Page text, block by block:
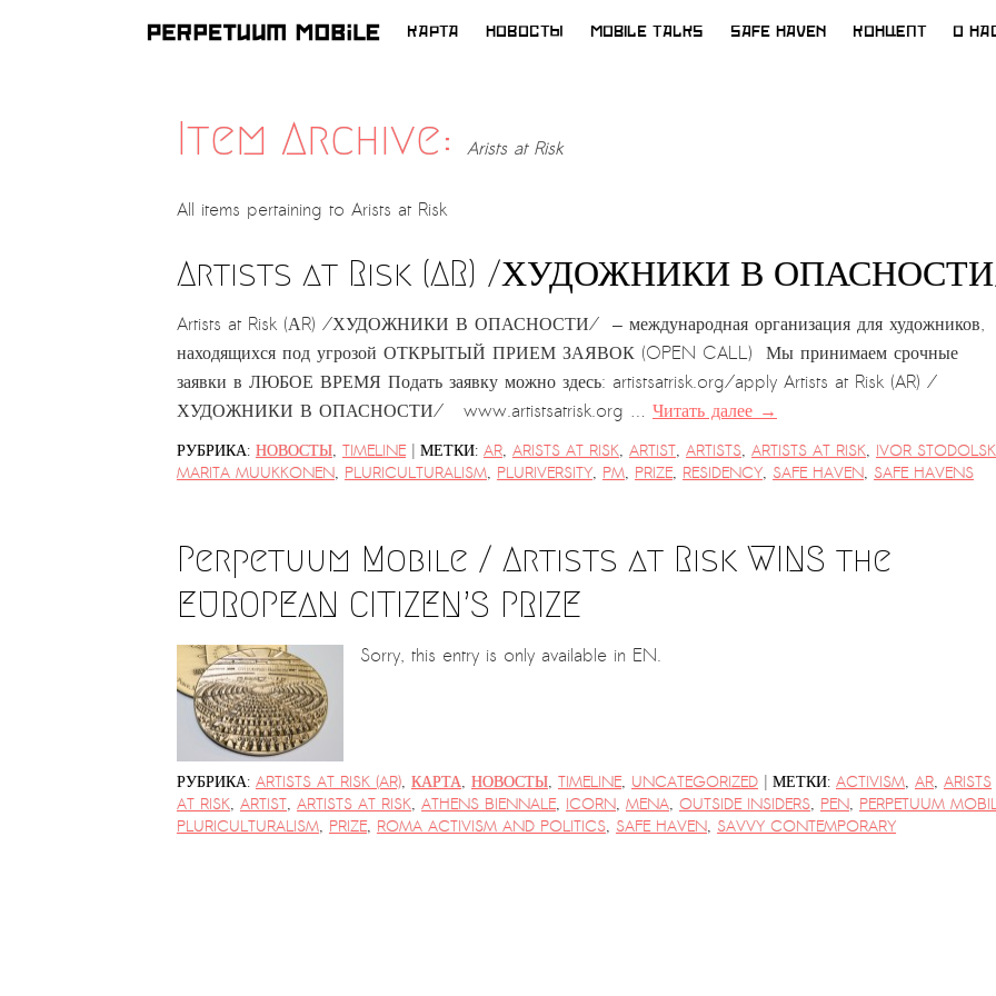
ПЕРЕЙТИ
КАРТА НОВОСТЫ MOBILE TALKS SAFE HAVEN КОНЦЕПТ О
Item Archive: Arists at Risk
All items pertaining to Arists at Risk
Artists at Risk (AR) /ХУДОЖНИКИ В
Artists at Risk (АR) /ХУДОЖНИКИ В ОПАСНОСТИ/ — международная организация для художников,
находящихся под угрозой ОТКРЫТЫЙ ПРИЕМ ЗАЯВОК (OPEN CALL) Мы принимаем срочные
заявки в ЛЮБОЕ ВРЕМЯ Подать заявку можно здесь: artistsatrisk.org/apply Artists at Risk (AR) /
ХУДОЖНИКИ В ОПАСНОСТИ/ www.artistsatrisk.org … Читать далее→
РУБРИКА: НОВОСТЫ, TIMELINE | МЕТКИ: AR, ARISTS AT RISK, ARTIST, ARTISTS, ARTISTS AT RISK, IVOR
MARITA MUUKKONEN, PLURICULTURALISM, PLURIVERSITY, PM, PRIZE, RESIDENCY, SAFE HAVEN, SAFE HAVENS
Perpetuum Mobile / Artists at Risk WINS the
EUROPEAN CITIZEN’S PRIZE
Sorry, this entry is only available in EN.
РУБРИКА: ARTISTS AT RISK (AR), КАРТА, НОВОСТЫ, TIMELINE, UNCATEGORIZED | МЕТКИ: ACTIVISM, AR, ARISTS
AT RISK, ARTIST, ARTISTS AT RISK, ATHENS BIENNALE, ICORN, MENA, OUTSIDE INSIDERS, PEN, PERPETUUM
PLURICULTURALISM, PRIZE, ROMA ACTIVISM AND POLITICS, SAFE HAVEN, SAVVY CONTEMPORARY